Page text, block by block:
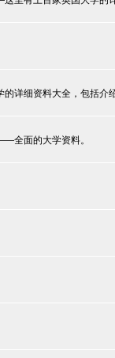
的详细资料大全，包括介
全面的大学资料。